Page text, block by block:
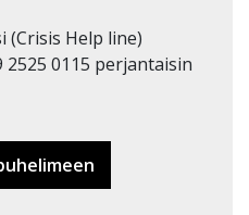
Help line)
0115 perjantaisin